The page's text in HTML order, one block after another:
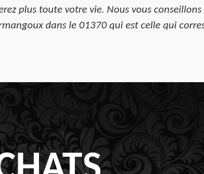
plus toute votre vie. Nous vous
dans le 01370 qui est celle qui